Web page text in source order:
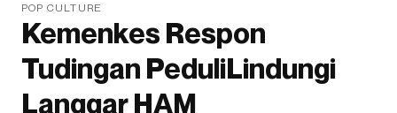
POP CULTURE
Kemenkes Respon
Tudingan PeduliLindungi
Langgar HAM